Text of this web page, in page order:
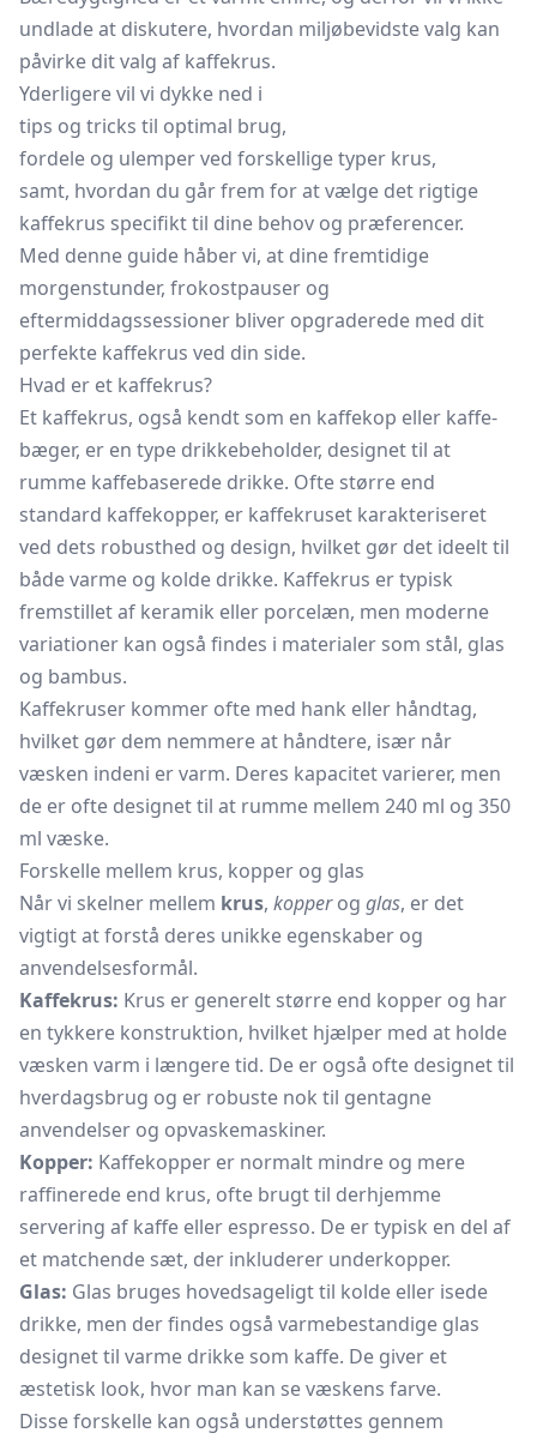
undlade at diskutere, hvordan miljøbevidste valg kan
påvirke dit valg af kaffekrus.
Yderligere vil vi dykke ned i
tips og tricks til optimal brug,
fordele og ulemper ved forskellige typer krus,
samt, hvordan du går frem for at vælge det rigtige
kaffekrus specifikt til dine behov og præferencer.
Med denne guide håber vi, at dine fremtidige
morgenstunder, frokostpauser og
eftermiddagssessioner bliver opgraderede med dit
perfekte kaffekrus ved din side.
Hvad er et kaffekrus?
Et kaffekrus, også kendt som en kaffekop eller kaffe-
bæger, er en type drikkebeholder, designet til at
rumme kaffebaserede drikke. Ofte større end
standard kaffekopper, er kaffekruset karakteriseret
ved dets robusthed og design, hvilket gør det ideelt til
både varme og kolde drikke. Kaffekrus er typisk
fremstillet af keramik eller porcelæn, men moderne
variationer kan også findes i materialer som stål, glas
og bambus.
Kaffekruser kommer ofte med hank eller håndtag,
hvilket gør dem nemmere at håndtere, især når
væsken indeni er varm. Deres kapacitet varierer, men
de er ofte designet til at rumme mellem 240 ml og 350
ml væske.
Forskelle mellem krus, kopper og glas
Når vi skelner mellem krus, kopperog glas, er det
vigtigt at forstå deres unikke egenskaber og
anvendelsesformål.
Kaffekrus: Krus er generelt større end kopper og har
en tykkere konstruktion, hvilket hjælper med at holde
væsken varm i længere tid. De er også ofte designet til
hverdagsbrug og er robuste nok til gentagne
anvendelser og opvaskemaskiner.
Kopper: Kaffekopper er normalt mindre og mere
raffinerede end krus, ofte brugt til derhjemme
servering af kaffe eller espresso. De er typisk en del af
et matchende sæt, der inkluderer underkopper.
Glas: Glas bruges hovedsageligt til kolde eller isede
drikke, men der findes også varmebestandige glas
designet til varme drikke som kaffe. De giver et
æstetisk look, hvor man kan se væskens farve.
Disse forskelle kan også understøttes gennem